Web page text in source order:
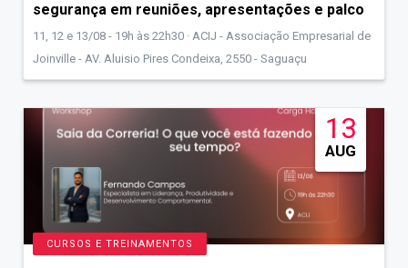
segurança em reuniões, apresentações e palco
11, 12 e 13/08 - 19h às 22h30 · ACIJ - Associação Empresarial de
Joinville - AV. Aluisio Pires Condeixa, 2550 - Saguaçu
13
AUG
CURSOS E TREINAMENTOS